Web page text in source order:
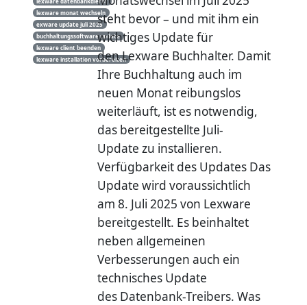
lexware monat wechseln
exware update juli 2025
buchhaltungssoftware update
lexware client beenden
lexware installation vorbereiten
steht bevor – und mit ihm ein
wichtiges Update für
den Lexware Buchhalter. Damit
Ihre Buchhaltung auch im
neuen Monat reibungslos
weiterläuft, ist es notwendig,
das bereitgestellte Juli-
Update zu installieren.
Verfügbarkeit des Updates Das
Update wird voraussichtlich
am 8. Juli 2025 von Lexware
bereitgestellt. Es beinhaltet
neben allgemeinen
Verbesserungen auch ein
technisches Update
des Datenbank-Treibers. Was